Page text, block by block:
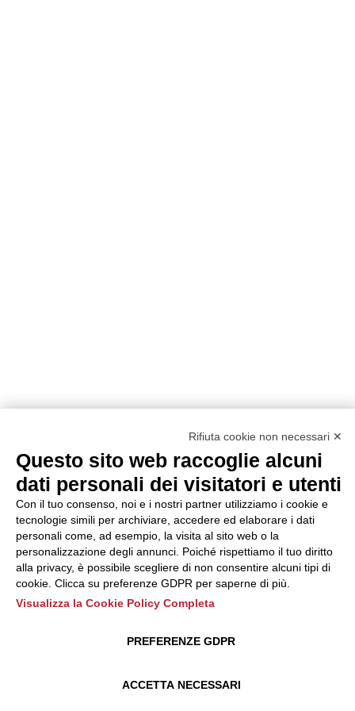
Rifiuta cookie non necessari ✕
Questo sito web raccoglie alcuni
dati personali dei visitatori e utenti
Con il tuo consenso, noi e i nostri partner utilizziamo i cookie e
tecnologie simili per archiviare, accedere ed elaborare i dati
personali come, ad esempio, la visita al sito web o la
personalizzazione degli annunci. Poiché rispettiamo il tuo diritto
alla privacy, è possibile scegliere di non consentire alcuni tipi di
cookie. Clicca su preferenze GDPR per saperne di più.
Visualizza la Cookie Policy Completa
ACCETTA NECESSARI
PREFERENZE GDPR